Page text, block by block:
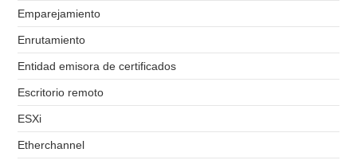
Emparejamiento
Enrutamiento
Entidad emisora de certificados
Escritorio remoto
ESXi
Etherchannel